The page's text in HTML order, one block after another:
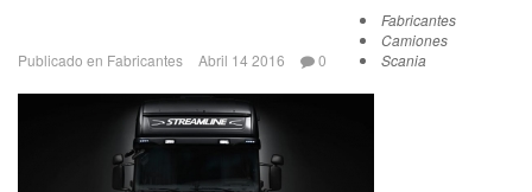
Publicado en Fabricantes Abril 14 2016 0
Fabricantes
Camiones
Scania